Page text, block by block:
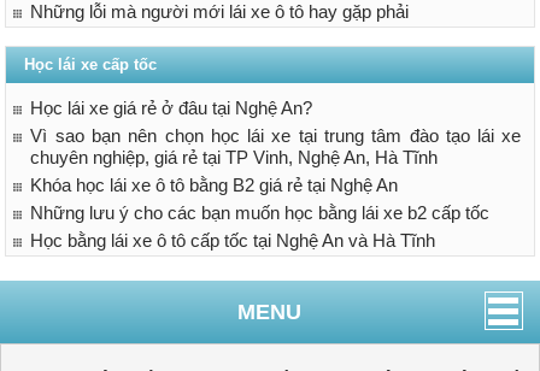
Những lỗi mà người mới lái xe ô tô hay gặp phải
Học lái xe cấp tốc
Học lái xe giá rẻ ở đâu tại Nghệ An?
Vì sao bạn nên chọn học lái xe tại trung tâm đào tạo lái xe
chuyên nghiệp, giá rẻ tại TP Vinh, Nghệ An, Hà Tĩnh
Khóa học lái xe ô tô bằng B2 giá rẻ tại Nghệ An
Những lưu ý cho các bạn muốn học bằng lái xe b2 cấp tốc
Học bằng lái xe ô tô cấp tốc tại Nghệ An và Hà Tĩnh
MENU